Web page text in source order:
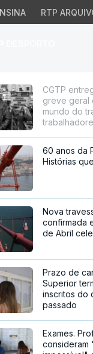
RTP
CGTP
greve geral
mundo do
60 anos da
Histórias
Nova
confirmada
de Abril
Prazo de
Superior
inscritos do
passado
Exames.
consideram